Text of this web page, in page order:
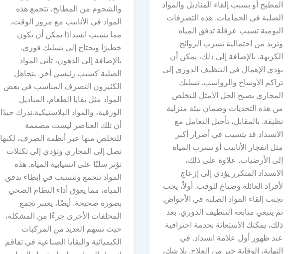
المطبخ أو بسبب إلقاء المناديل والمواد
الصلبة في الحمامات. هذه التصرفات
اليومية تسبب عرقلة تدفق المياه
وتزيد من احتمالية تسرب الروائح
الكريهة. بالإضافة إلى ذلك، يمكن أن
يؤدي الإهمال في التنظيف الدوري إلى
تراكم الأوساخ والرواسب. تسليك
المجاري يصبح الحل الأمثل للتخلص
من هذه التحديات وضمان بيئة منزلية
نظيفة. بالمقابل، تأجيل التعامل مع
الانسداد قد يتسبب في أضرار أكبر
مثل انفجار الأنابيب أو تسرب المياه
إلى الأرضيات. علاوة على ذلك،
الانسداد المتكرر يؤدي إلى إزعاج
لأفراد العائلة وضياع للوقت. أولاً، يجب
تجنب إلقاء المواد الصلبة في الأحواض.
ثم ينبغي متابعة التنظيف الدوري. بعد
ذلك، يمكنك الاستعانة بخدمة احترافية
عند ظهور أول علامة انسداد. في
النهاية، الوقاية خير من العلاج. بلا شك،
والشحوم من المطابخ، تتجمع هذه
المواد في الأنابيب مع مرور الوقت،
مما يسبب انسدادًا يمكن أن يكون
خطيرًا ويحتاج إلى تسليك فوري.
بالإضافة إلى الدهون، تأتي المواد
الصلبة كسبب رئيسي آخر. يتجاهل
الكثيرون التصرف المناسب في بعض
المواد مثل بقايا الطعام، المناديل
الورقية، والمواد البلاستيكية.ندرك جيدًا
أن تلك العناصر ليست مصممة
للتخلص منها عبر أنظمة الصرف، لكنها
تصل إلى المجاري وتؤدي إلى تكتلات
تؤثر سلبًا على انسيابية المياه. هذه
المواد تتجمع وتتسبب في إبطاء تدفق
المياه، مما يعوق أداء النظام الصحي
بصورة صحيحة. أيضًا، يعتبر تجمع
المخلفات الأخرى جزءًا من المشكلة،
حيث تسهم العديد من المركبات
الكيميائية والبقايا الصناعية في تفاقم